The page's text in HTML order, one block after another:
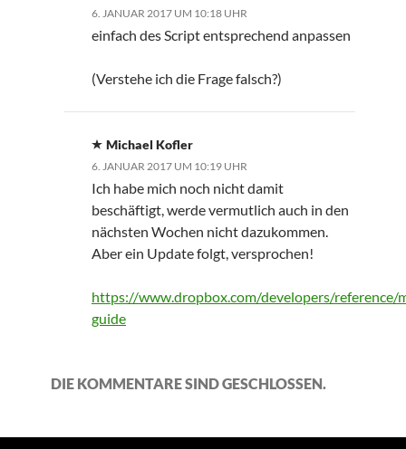
6. JANUAR 2017 UM 10:18 UHR
einfach des Script entsprechend anpassen
(Verstehe ich die Frage falsch?)
Michael Kofler
6. JANUAR 2017 UM 10:19 UHR
Ich habe mich noch nicht damit
beschäftigt, werde vermutlich auch in den
nächsten Wochen nicht dazukommen.
Aber ein Update folgt, versprochen!
https://www.dropbox.com/developers/reference/
guide
DIE KOMMENTARE SIND GESCHLOSSEN.